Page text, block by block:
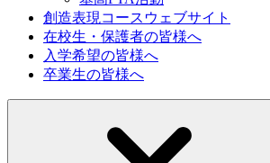
創造表現コースウェブサイト
在校生・保護者の皆様へ
入学希望の皆様へ
卒業生の皆様へ